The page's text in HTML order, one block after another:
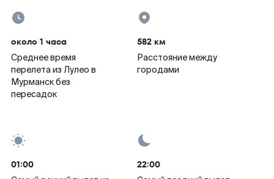
около 1 часа
Среднее время
перелета из Лулео в
Мурманск без
пересадок
582 км
Расстояние между
городами
01:00 22:00